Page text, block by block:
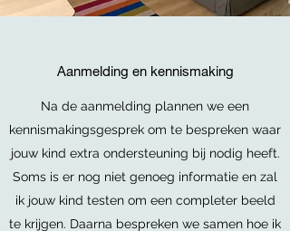
Aanmelding en kennismaking
Na de aanmelding plannen we een
kennismakingsgesprek om te bespreken waar
jouw kind extra ondersteuning bij nodig heeft.
Soms is er nog niet genoeg informatie en zal
ik jouw kind testen om een completer beeld
te krijgen. Daarna bespreken we samen hoe ik